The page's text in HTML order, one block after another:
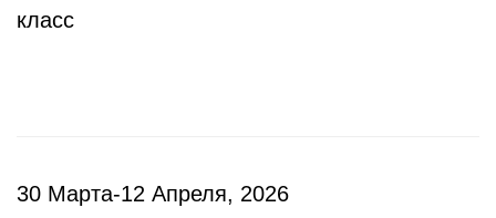
класс
30 Марта-12 Апреля, 2026